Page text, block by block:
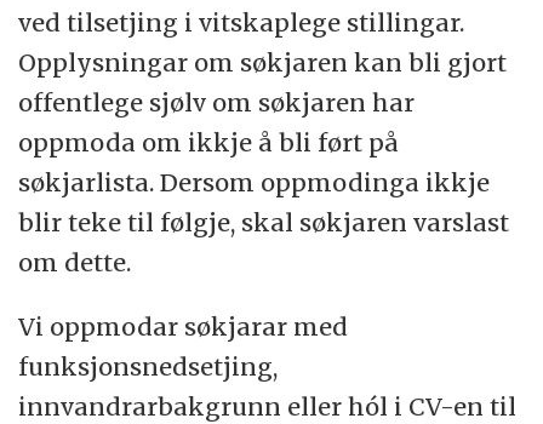
ved tilsetjing i vitskaplege stillingar.
Opplysningar om søkjaren kan bli gjort
offentlege sjølv om søkjaren har
oppmoda om ikkje å bli ført på
søkjarlista. Dersom oppmodinga ikkje
blir teke til følgje, skal søkjaren varslast
om dette.
Vi oppmodar søkjarar med
funksjonsnedsetjing,
innvandrarbakgrunn eller hól i CV-en til